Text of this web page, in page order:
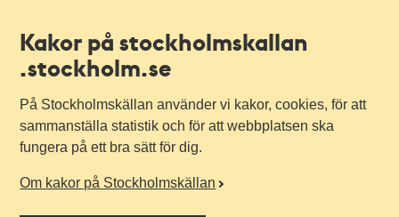
Kakor på stockholmskallan
.stockholm.se
På Stockholmskällan använder vi kakor, cookies, för att
sammanställa statistik och för att webbplatsen ska
fungera på ett bra sätt för dig.
Om kakor på Stockholmskällan